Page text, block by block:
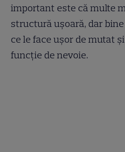
important este că multe
structură ușoară, dar
ce le face ușor de mutat
funcție de nevoie.